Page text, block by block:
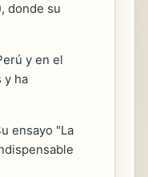
donde su
y en el
y ha
ensayo "La